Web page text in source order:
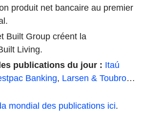
produit net bancaire au premier
Built Group créent la
Living.
publications du jour : Itaú
Banking, Larsen & Toubro…
mondial des publications ici.